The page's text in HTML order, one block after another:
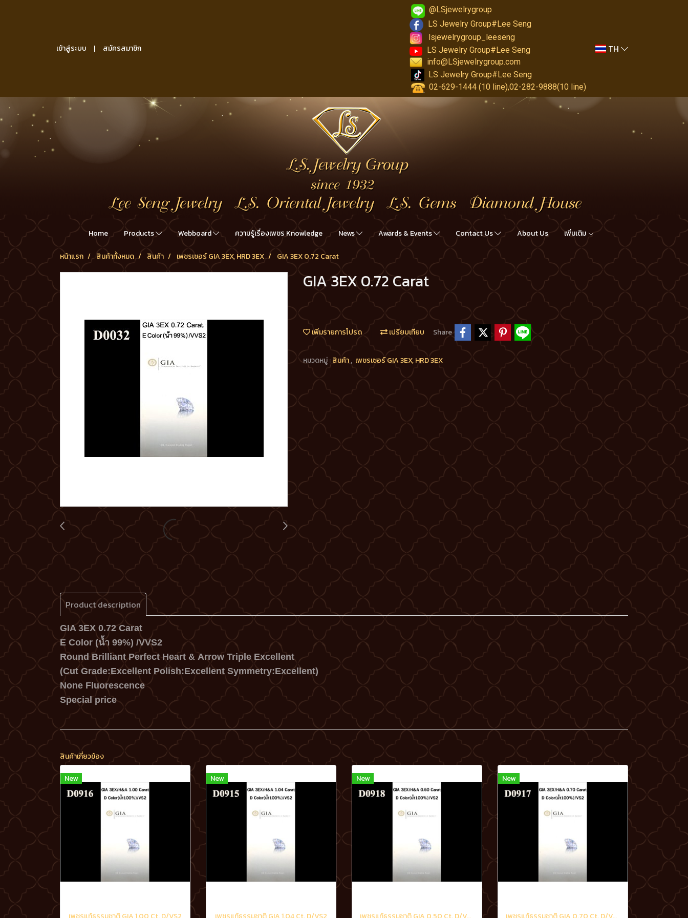
เข้าสู่ระบบ สมัครสมาชิก
@LSjewelrygroup
LS Jewelry Group#Lee Seng
lsjewelrygroup_leeseng
LS Jewelry Group#Lee Seng
info@LSjewelrygroup.com
LS Jewelry Group#Lee Seng
02-629-1444 (10 line),02-282-9888(10 line)
TH
Home Products Webboard ความรู้เรื่องเพชร Knowledge News Awards & Events Contact Us About Us เพิ่มเติม
หน้าแรก สินค้าทั้งหมด สินค้า เพชรเซอร์ GIA 3EX, HRD 3EX GIA 3EX 0.72 Carat
GIA 3EX 0.72 Carat
เพิ่มรายการโปรด เปรียบเทียบ Share
หมวดหมู่ :สินค้า, เพชรเซอร์ GIA 3EX, HRD 3EX
Product description
GIA 3EX 0.72 Carat
E Color (น้ำ 99%) /VVS2
Round Brilliant Perfect Heart & Arrow Triple Excellent
(Cut Grade:Excellent Polish:Excellent Symmetry:Excellent)
None Fluorescence
Special price
สินค้าเกี่ยวข้อง
New New New New